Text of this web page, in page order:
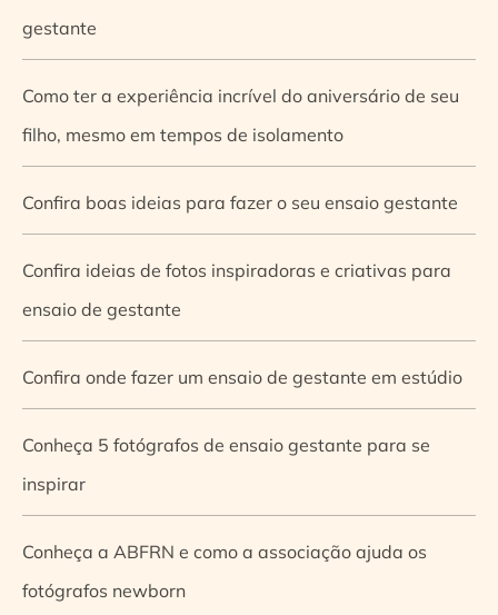
gestante
Como ter a experiência incrível do aniversário de seu
filho, mesmo em tempos de isolamento
Confira boas ideias para fazer o seu ensaio gestante
Confira ideias de fotos inspiradoras e criativas para
ensaio de gestante
Confira onde fazer um ensaio de gestante em estúdio
Conheça 5 fotógrafos de ensaio gestante para se
inspirar
Conheça a ABFRN e como a associação ajuda os
fotógrafos newborn